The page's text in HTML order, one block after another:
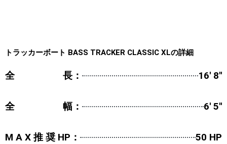
トラッカーボート BASS TRACKER CLASSIC XLの詳細
全 長： 16' 8''
全 幅： 6' 5''
M A X 推 奨 HP： 50 HP